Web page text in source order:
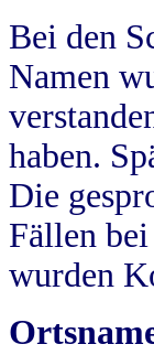
Bei den
Namen
haben.
Die
Fällen
wurden